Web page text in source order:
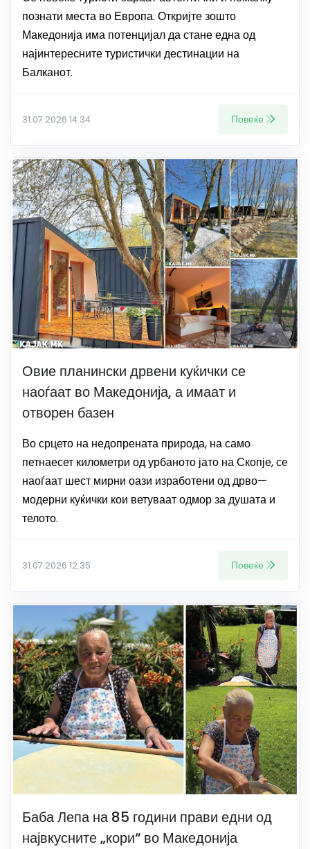
познати места во Европа. Откријте зошто
Македонија има потенцијал да стане една од
најинтересните туристички дестинации на
Балканот.
31.07.2026 14:34 Повеќе
Овие планински дрвени куќички се
наоѓаат во Македонија, а имаат и
отворен базен
Во срцето на недопрената природа, на само
петнаесет километри од урбаното јато на Скопје, се
наоѓаат шест мирни оази изработени од дрво—
модерни куќички кои ветуваат одмор за душата и
телото.
31.07.2026 12:35 Повеќе
Баба Лепа на 85 години прави едни од
највкусните „кори“ во Македонија